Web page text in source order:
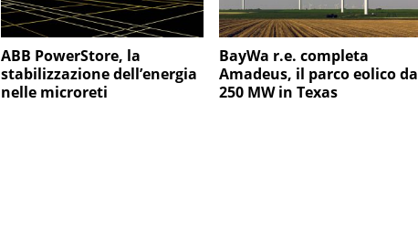
ABB PowerStore, la
stabilizzazione dell’energia
nelle microreti
BayWa r.e. completa
Amadeus, il parco eolico da
250 MW in Texas